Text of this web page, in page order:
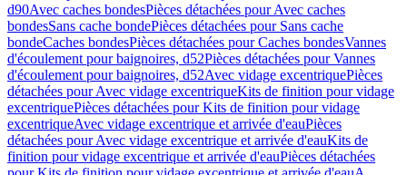
d90Avec caches bondesPièces détachées pour Avec caches
bondesSans cache bondePièces détachées pour Sans cache
bondeCaches bondesPièces détachées pour Caches bondesVannes
d'écoulement pour baignoires, d52Pièces détachées pour Vannes
d'écoulement pour baignoires, d52Avec vidage excentriquePièces
détachées pour Avec vidage excentriqueKits de finition pour vidage
excentriquePièces détachées pour Kits de finition pour vidage
excentriqueAvec vidage excentrique et arrivée d'eauPièces
détachées pour Avec vidage excentrique et arrivée d'eauKits de
finition pour vidage excentrique et arrivée d'eauPièces détachées